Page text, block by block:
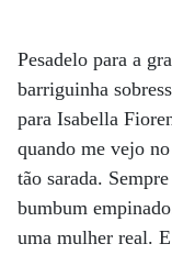
Pesadelo para a
barriguinha
para Isabella
quando me vejo
tão sarada.
bumbum
uma mulher real.